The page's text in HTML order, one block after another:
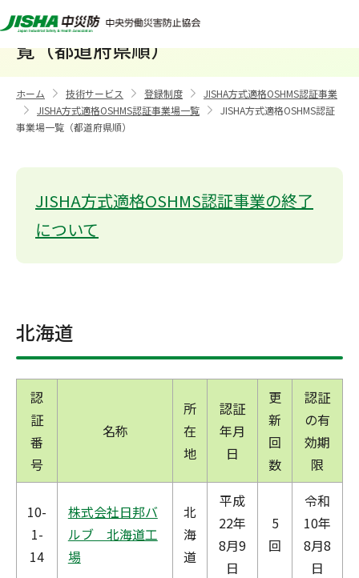
JISHA方式適格OSHMS認証事業場一
覧（都道府県順）
ホーム >技術サービス >登録制度 >JISHA方式適格OSHMS認証事業
>JISHA方式適格OSHMS認証事業場一覧 >JISHA方式適格OSHMS認証
事業場一覧（都道府県順）
JISHA方式適格OSHMS認証事業の終了
について
北海道
認
証
番
号
名称
所
在
地
認証
年月
日
更
新
回
数
認証
の有
効期
限
10-
1-
14
株式会社日邦バ
ルブ 北海道工
場
北
海
道
平成
22年
8月9
日
5
回
令和
10年
8月8
日